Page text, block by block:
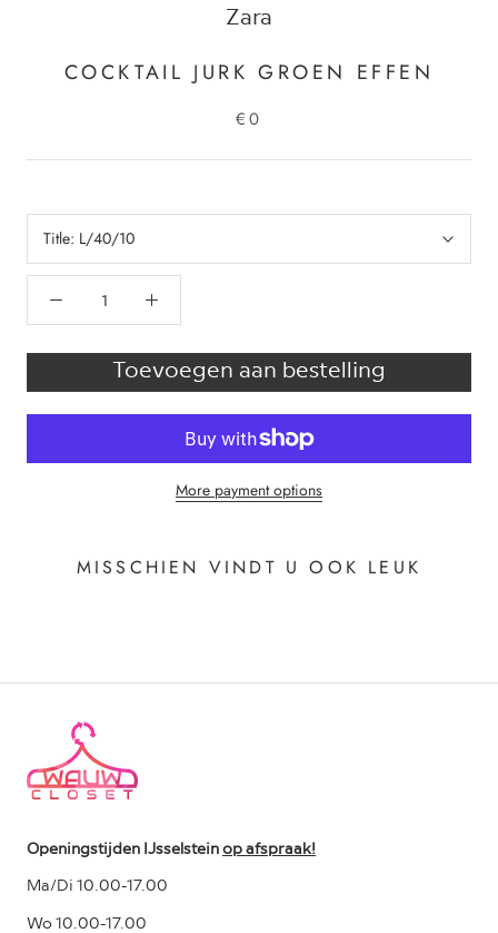
Zara
COCKTAIL JURK GROEN EFFEN
€0
Title: L/40/10
Toevoegen aan bestelling
More payment options
MISSCHIEN VINDT U OOK LEUK
Openingstijden IJsselsteinop afspraak!
Ma/Di 10.00-17.00
Wo 10.00-17.00